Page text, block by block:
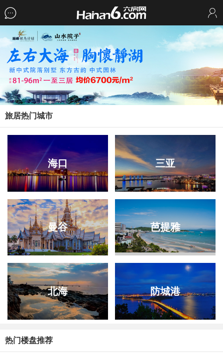
旅居热门城市
海口 三亚
曼谷 芭提雅
北海 防城港
热门楼盘推荐